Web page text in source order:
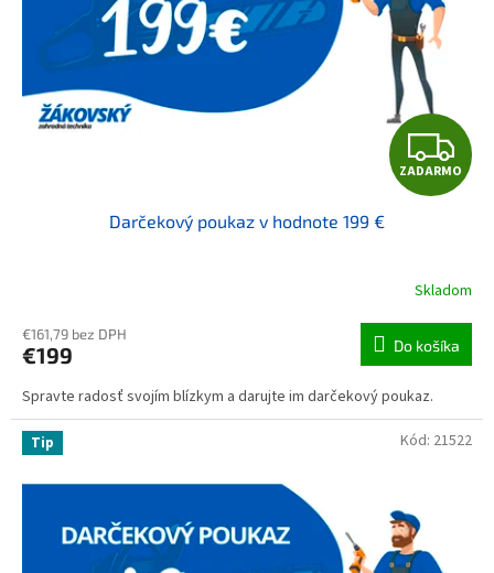
ZADARMO
Darčekový poukaz v hodnote 199 €
Skladom
€161,79 bez DPH
€199 Do košíka
Spravte radosť svojím blízkym a darujte im darčekový poukaz.
Tip Kód: 21522